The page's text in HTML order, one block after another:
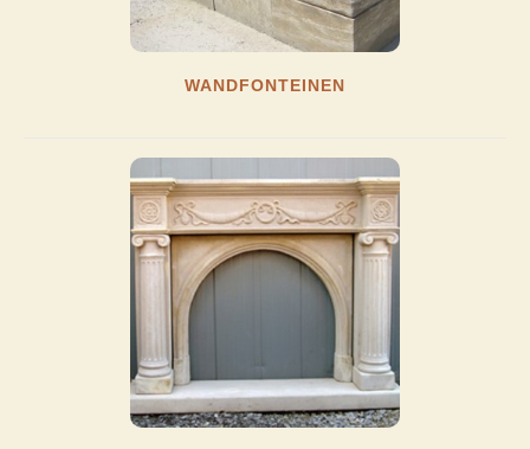
WANDFONTEINEN